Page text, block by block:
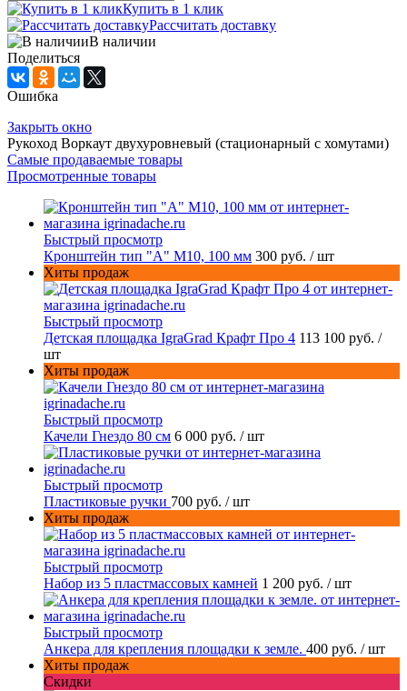
Купить в 1 клик
Рассчитать доставку
В наличии
Поделиться
Ошибка
Закрыть окно
Рукоход Воркаут двухуровневый (стационарный с хомутами)
Самые продаваемые товары
Просмотренные товары
Быстрый просмотр
Кронштейн тип "A" M10, 100 мм 300 руб. / шт
Хиты продаж
Быстрый просмотр
Детская площадка IgraGrad Крафт Про 4 113 100 руб. /
шт
Хиты продаж
Быстрый просмотр
Качели Гнездо 80 см 6 000 руб. / шт
Быстрый просмотр
Пластиковые ручки 700 руб. / шт
Хиты продаж
Быстрый просмотр
Набор из 5 пластмассовых камней 1 200 руб. / шт
Быстрый просмотр
Анкера для крепления площадки к земле. 400 руб. / шт
Хиты продаж
Скидки